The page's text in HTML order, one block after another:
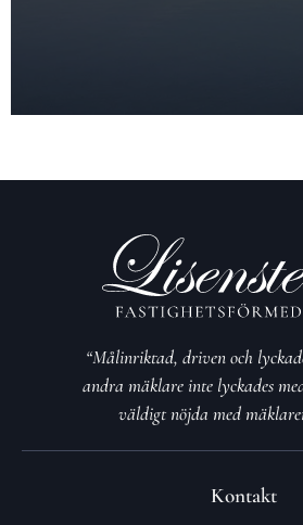
“Målinriktad, driven och
andra mäklare inte lyckades
väldigt nöjda med
Kontakt